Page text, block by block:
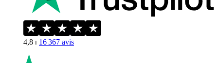
4,8 ⏐ 16 367 avis